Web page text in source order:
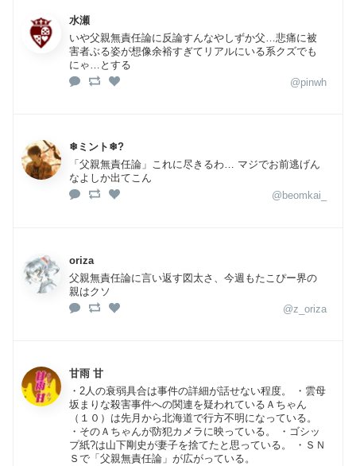
水瀬
いや父親無責任論に反論すんなやしずか父…悲痛に被
害者ぶる姿が想像余裕すぎてリアルにいる系クズでも
にゃ…とする
@pinwh
❄︎ミント❄︎?
「父親無責任論」これに尽きるわ… マジでお前逃げん
なよしか出てこん
@beomkai_
oriza
父親無責任論に言い返す図太さ、今週もたこぴー界の
親はクソ
@z_oriza
甘雨 甘
・2人の衰弱具合は事件の詳細が話せない程度。 ・雲母
坂まりな殺害事件への関連を疑われているＡちゃん
（１０）は先月から北海道で行方不明になっている。
・そのＡちゃんが防犯カメラに映っている。 ・ゴシッ
プ紙?は山下剛史が妻子を捨てたと思っている。 ・ＳＮ
Ｓで「父親無責任論」が広がっている。